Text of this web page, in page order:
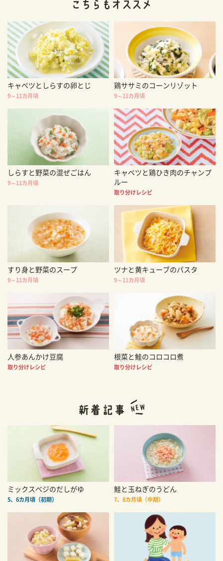
キャベツとしらすの卵とじ
9～11カ月頃
鶏ササミのコーンリゾット
9～11カ月頃
しらすと野菜の混ぜごはん
9～11カ月頃
キャベツと鶏ひき肉のチャンプ
ルー
取り分けレシピ
すり身と野菜のスープ
9～11カ月頃
ツナと黄キューブのパスタ
9～11カ月頃
人参あんかけ豆腐
取り分けレシピ
根菜と鮭のコロコロ煮
取り分けレシピ
ミックスベジのだしがゆ
5、6カ月頃（初期）
鮭と玉ねぎのうどん
7、8カ月頃（中期）